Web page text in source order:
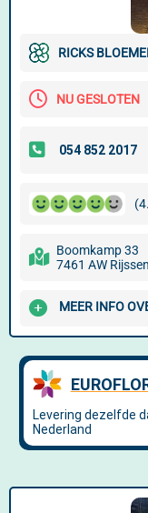
RICKS
NU GESLOTEN
Boomkamp 33
7461 AW Rijssen
MEER INFO